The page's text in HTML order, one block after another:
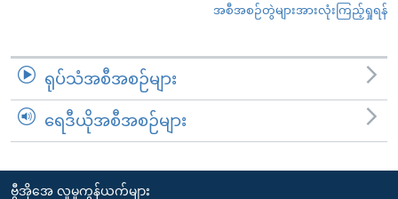
အစီအစဉ်တွဲများအားလုံးကြည့်ရှုရန်
ရုပ်သံအစီအစဉ်များ
ရေဒီယိုအစီအစဉ်များ
ဗွီအိုအေ လူမှုကွန်ယက်များ